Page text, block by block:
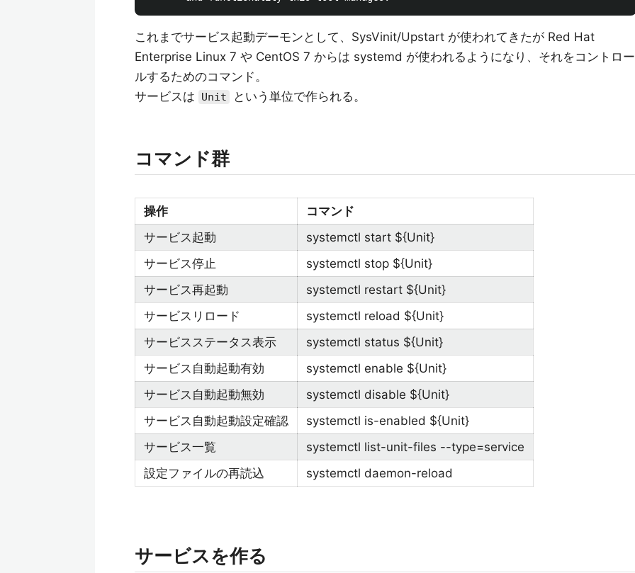
これまでサービス起動デーモンとして、SysVinit/Upstart が使われてきたが Red Hat
Enterprise Linux 7 や CentOS 7 からは systemd が使われるようになり、それをコントロー
ルするためのコマンド。
サービスは
Unit という単位で作られる。
コマンド群
操作
コマンド
サービス起動
systemctl start ${Unit}
サービス停止
systemctl stop ${Unit}
サービス再起動
systemctl restart ${Unit}
サービスリロード
systemctl reload ${Unit}
サービスステータス表示
systemctl status ${Unit}
サービス自動起動有効
systemctl enable ${Unit}
サービス自動起動無効
systemctl disable ${Unit}
サービス自動起動設定確認
systemctl is-enabled ${Unit}
サービス一覧
systemctl list-unit-files --type=service
設定ファイルの再読込
systemctl daemon-reload
サービスを作る